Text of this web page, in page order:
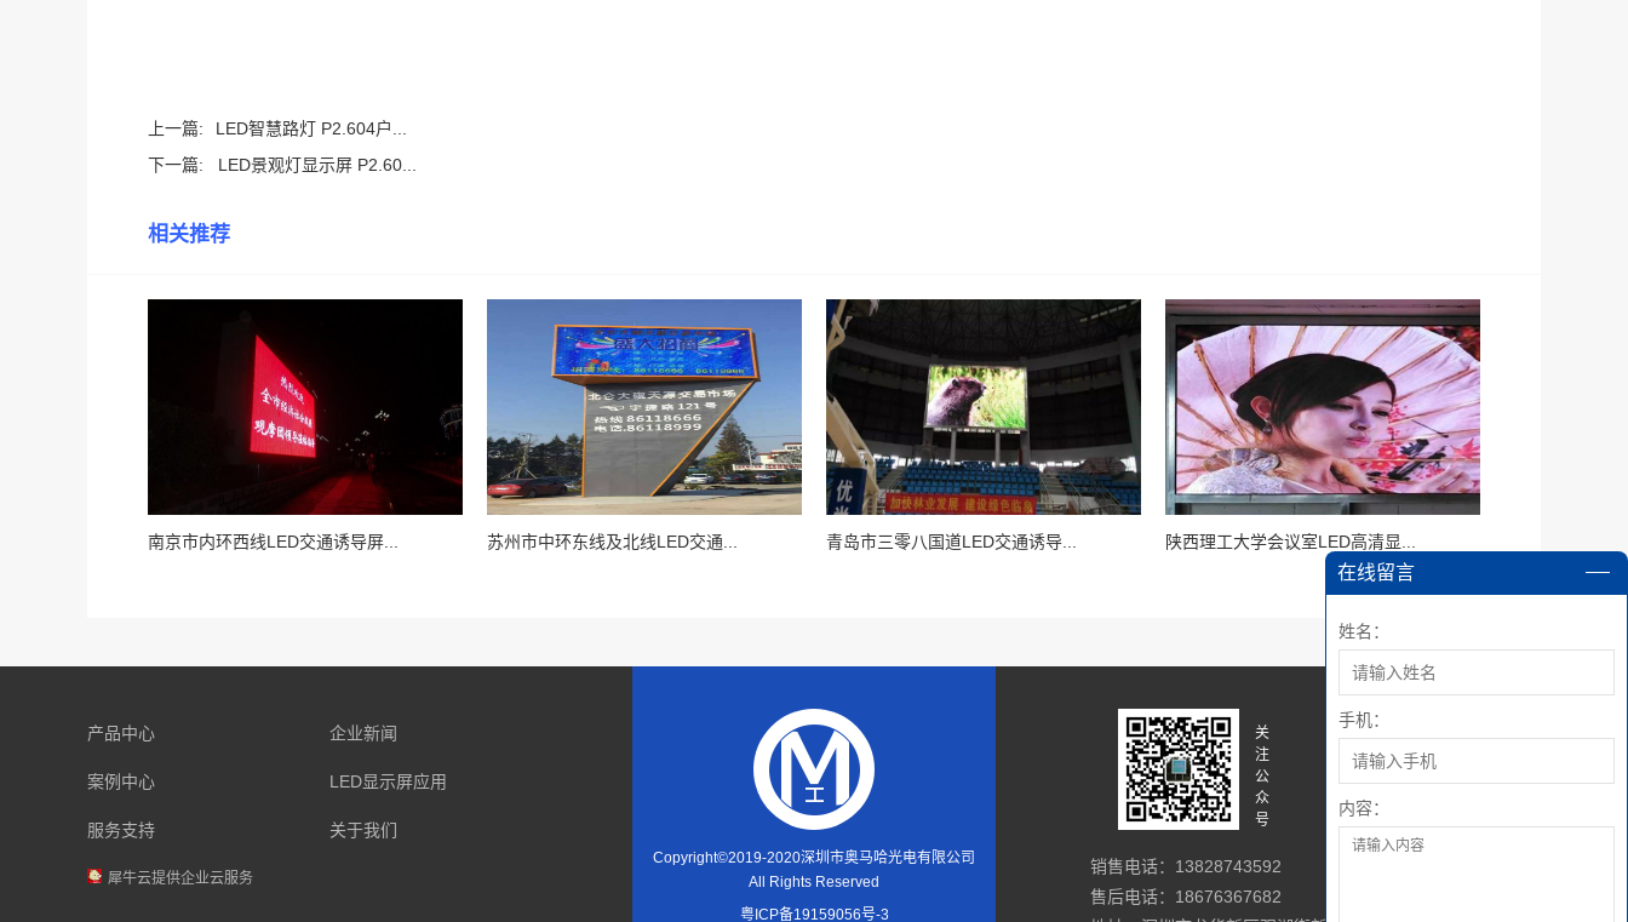
上一篇:
LED智慧路灯 P2.604户...
下一篇:
LED景观灯显示屏 P2.60...
相关推荐
南京市内环西线LED交通诱导屏... 苏州市中环东线及北线LED交通... 青岛市三零八国道LED交通诱导... 陕西理工大学会议室LED高清显...
在线留言
姓名：
手机：
内容：
产品中心 企业新闻
案例中心 LED显示屏应用
服务支持 关于我们
犀牛云提供企业云服务
Copyright©2019-2020深圳市奥马哈光电有限公司
All Rights Reserved
粤ICP备19159056号-3
关
注
公
众
号
销售电话：13828743592
售后电话：18676367682